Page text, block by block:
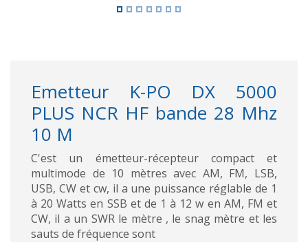
Emetteur K-PO DX 5000
PLUS NCR HF bande 28 Mhz
10 M
C'est un émetteur-récepteur compact et
multimode de 10 mètres avec AM, FM, LSB,
USB, CW et cw, il a une puissance réglable de 1
à 20 Watts en SSB et de 1 à 12 w en AM, FM et
CW, il a un SWR le mètre , le snag mètre et les
sauts de fréquence sont